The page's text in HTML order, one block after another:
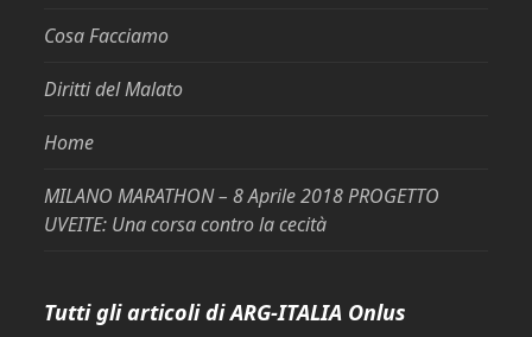
Cosa Facciamo
Diritti del Malato
Home
MILANO MARATHON – 8 Aprile 2018 PROGETTO
UVEITE: Una corsa contro la cecità
Tutti gli articoli di ARG-ITALIA Onlus